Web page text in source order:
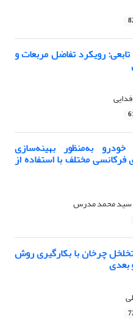
رویکرد تفاضل مربعات و
به‌منظور بهینه‌سازی
فرکانسی مختلف با استفاده از
سید محمد مدرس
چرخان با بکارگیری روش
بعدی